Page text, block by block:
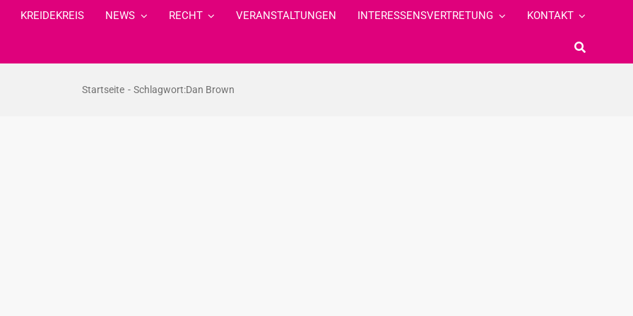
KREIDEKREIS NEWS RECHT VERANSTALTUNGEN INTERESSENSVERTRETUNG KONTAKT
Startseite Schlagwort:Dan Brown